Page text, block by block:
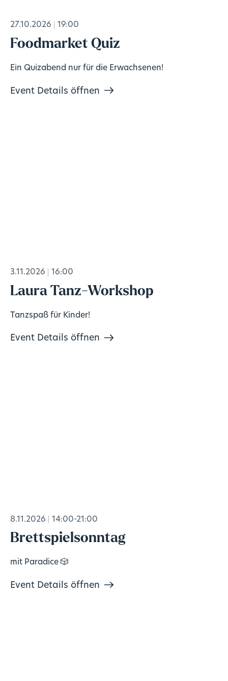
27.10.2026 19:00
Foodmarket Quiz
Ein Quizabend nur für die Erwachsenen!
Event Details öffnen
3.11.2026 16:00
Laura Tanz-Workshop
Tanzspaß für Kinder!
Event Details öffnen
8.11.2026 14:00-21:00
Brettspielsonntag
mit Paradice 🎲
Event Details öffnen